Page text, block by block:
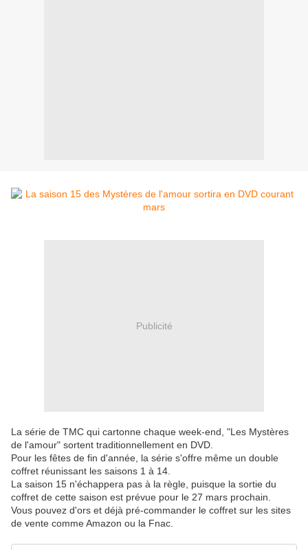
Publicité
La série de TMC qui cartonne chaque week-end, "Les Mystères
de l'amour" sortent traditionnellement en DVD.
Pour les fêtes de fin d'année, la série s'offre même un double
coffret réunissant les saisons 1 à 14.
La saison 15 n'échappera pas à la règle, puisque la sortie du
coffret de cette saison est prévue pour le 27 mars prochain.
Vous pouvez d'ors et déjà pré-commander le coffret sur les sites
de vente comme Amazon ou la Fnac.